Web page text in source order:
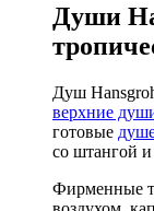
Души
Душ
верхние
готовые
со штангой
Фирменные